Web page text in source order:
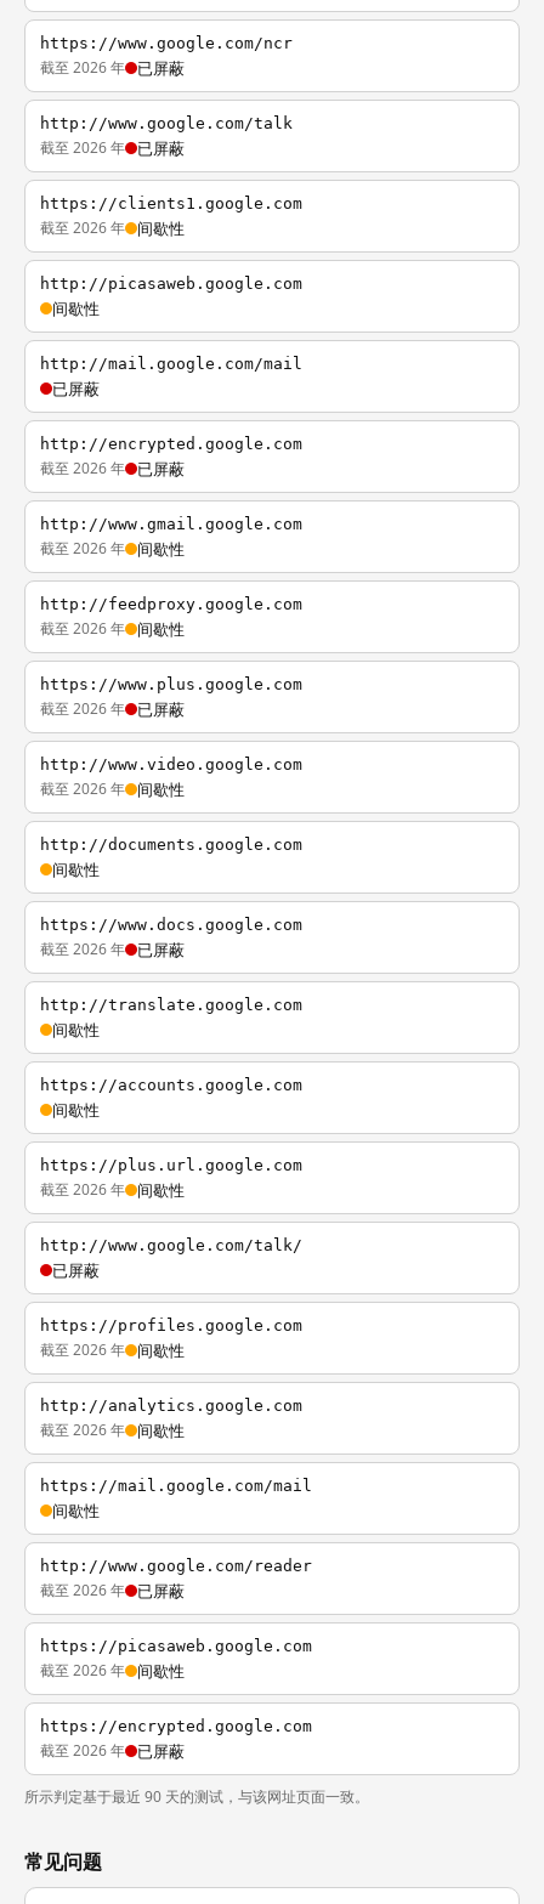
https://www.google.com/ncr
截至 2026 年 已屏蔽
http://www.google.com/talk
截至 2026 年 已屏蔽
https://clients1.google.com
截至 2026 年 间歇性
http://picasaweb.google.com
间歇性
http://mail.google.com/mail
已屏蔽
http://encrypted.google.com
截至 2026 年 已屏蔽
http://www.gmail.google.com
截至 2026 年 间歇性
http://feedproxy.google.com
截至 2026 年 间歇性
https://www.plus.google.com
截至 2026 年 已屏蔽
http://www.video.google.com
截至 2026 年 间歇性
http://documents.google.com
间歇性
https://www.docs.google.com
截至 2026 年 已屏蔽
http://translate.google.com
间歇性
https://accounts.google.com
间歇性
https://plus.url.google.com
截至 2026 年 间歇性
http://www.google.com/talk/
已屏蔽
https://profiles.google.com
截至 2026 年 间歇性
http://analytics.google.com
截至 2026 年 间歇性
https://mail.google.com/mail
间歇性
http://www.google.com/reader
截至 2026 年 已屏蔽
https://picasaweb.google.com
截至 2026 年 间歇性
https://encrypted.google.com
截至 2026 年 已屏蔽
所示判定基于最近 90 天的测试，与该网址页面一致。
常见问题